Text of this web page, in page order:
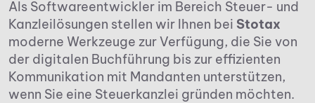
Als Softwareentwickler im Bereich Steuer- und
Kanzleilösungen stellen wir Ihnen bei Stotax
moderne Werkzeuge zur Verfügung, die Sie von
der digitalen Buchführung bis zur effizienten
Kommunikation mit Mandanten unterstützen,
wenn Sie eine Steuerkanzlei gründen möchten.